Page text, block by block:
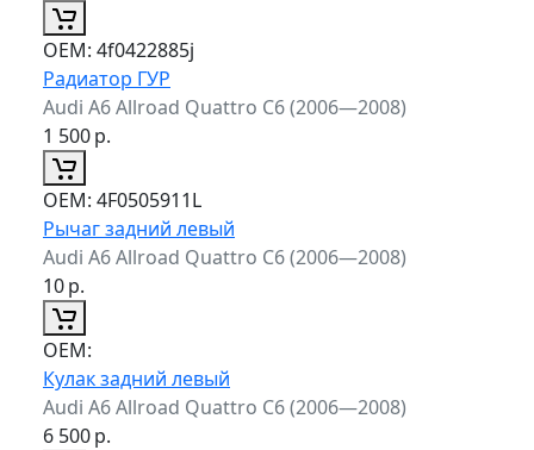
ОЕМ: 4f0422885j
Радиатор ГУР
Audi A6 Allroad Quattro C6 (2006—2008)
1 500р.
ОЕМ: 4F0505911L
Рычаг задний левый
Audi A6 Allroad Quattro C6 (2006—2008)
10р.
ОЕМ:
Кулак задний левый
Audi A6 Allroad Quattro C6 (2006—2008)
6 500р.